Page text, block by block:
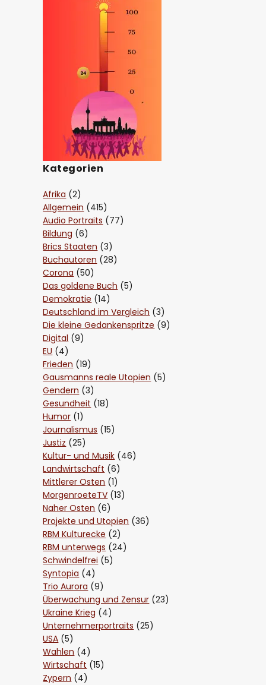
Kategorien
Afrika (2)
Allgemein (415)
Audio Portraits (77)
Bildung (6)
Brics Staaten (3)
Buchautoren (28)
Corona (50)
Das goldene Buch (5)
Demokratie (14)
Deutschland im Vergleich (3)
Die kleine Gedankenspritze (9)
Digital (9)
EU (4)
Frieden (19)
Gausmanns reale Utopien (5)
Gendern (3)
Gesundheit (18)
Humor (1)
Journalismus (15)
Justiz (25)
Kultur- und Musik (46)
Landwirtschaft (6)
Mittlerer Osten (1)
MorgenroeteTV (13)
Naher Osten (6)
Projekte und Utopien (36)
RBM Kulturecke (2)
RBM unterwegs (24)
Schwindelfrei (5)
Syntopia (4)
Trio Aurora (9)
Überwachung und Zensur (23)
Ukraine Krieg (4)
Unternehmerportraits (25)
USA (5)
Wahlen (4)
Wirtschaft (15)
Zypern (4)